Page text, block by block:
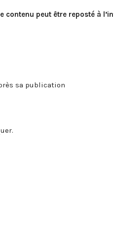
contenu peut être reposté à
sa publication